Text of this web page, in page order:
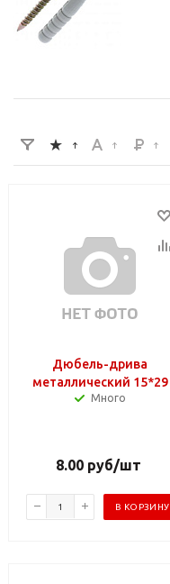
Дюбель-дрива
металлический 15*29
Много
8.00руб/шт
В КОРЗИНУ